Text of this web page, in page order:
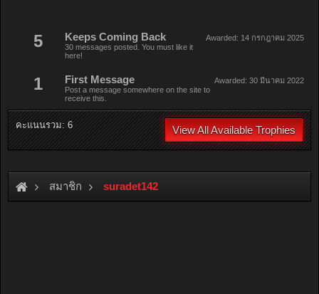
5 Awarded: 14 กรกฎาคม 2025
Keeps Coming Back
30 messages posted. You must like it
here!
1 Awarded: 30 มีนาคม 2022
First Message
Post a message somewhere on the site to
receive this.
คะแนนรวม: 6 View All Available Trophies
สมาชิก suradet142